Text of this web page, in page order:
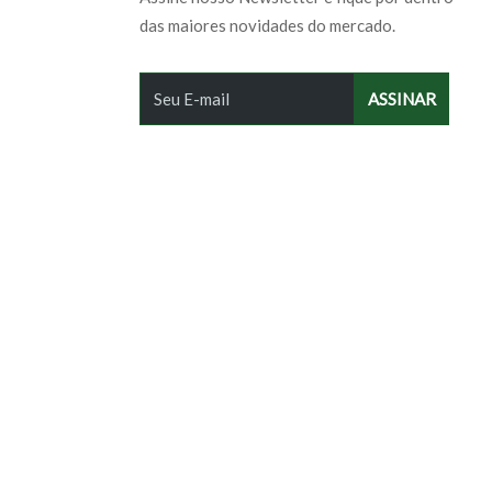
das maiores novidades do mercado.